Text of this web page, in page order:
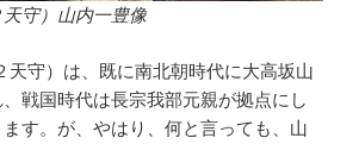
守）山内一豊像
守）は、既に南北朝時代に大高坂山
戦国時代は長宗我部元親が拠点にし
す。が、やはり、何と言っても、山